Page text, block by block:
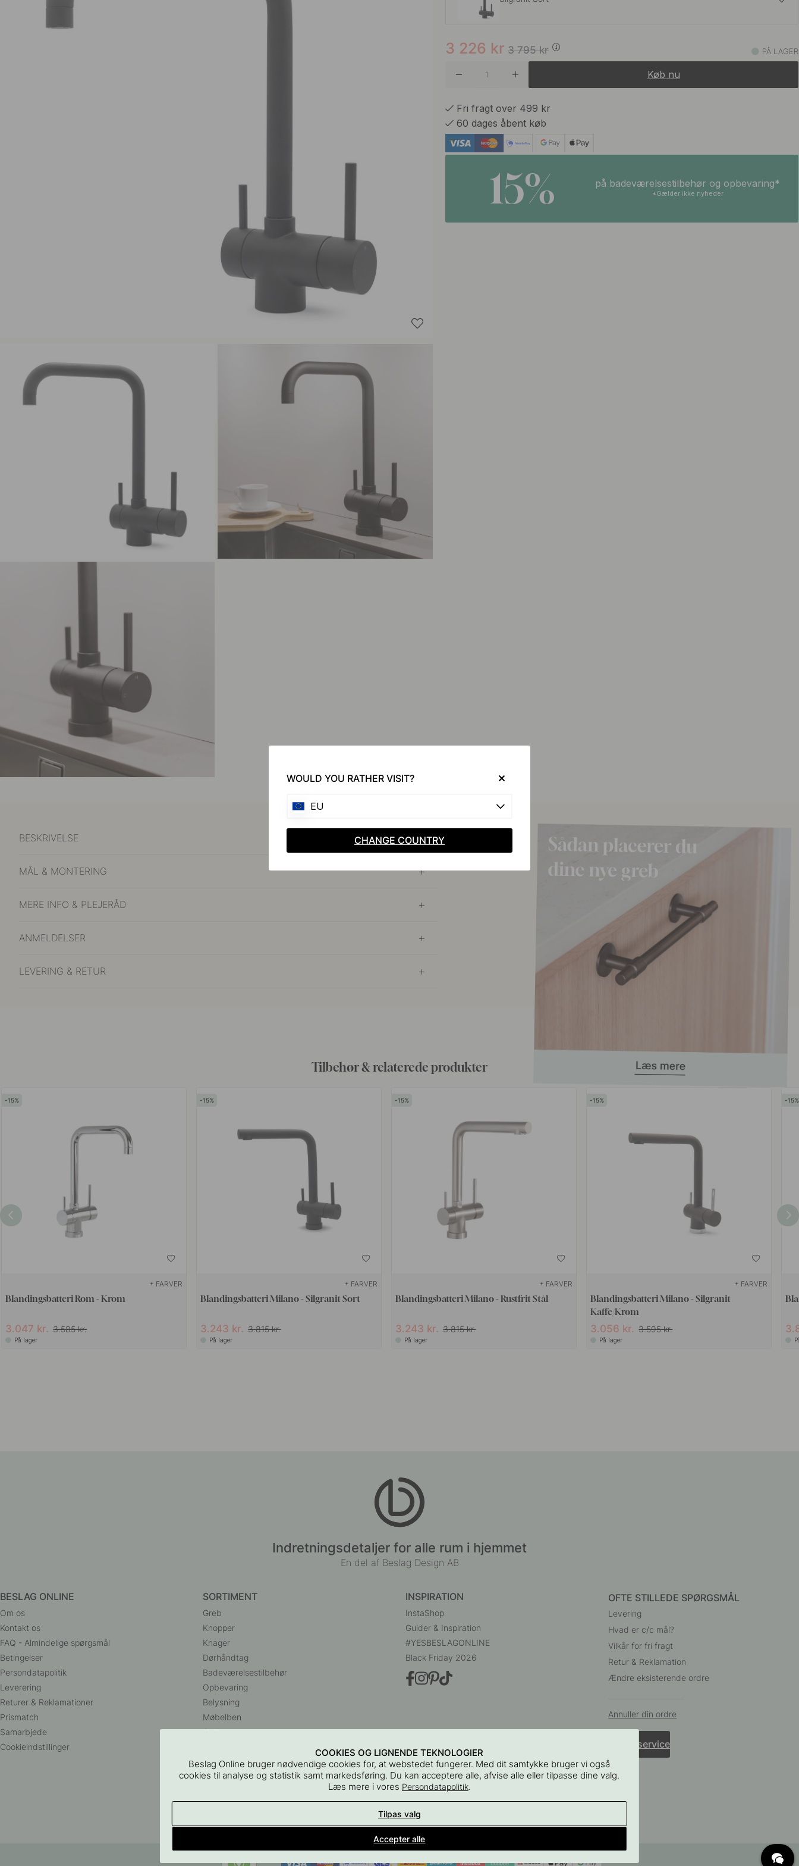
Kobber
3 047 kr
Rustfrit Stål
3 795kr
3 226 kr PÅ LAGER
Køb nu
Fri fragt over 499 kr
60 dages åbent køb
15% på badeværelsestilbehør og opbevaring*
*Gælder ikke nyheder
BESKRIVELSE
MÅL & MONTERING
MERE INFO & PLEJERÅD
ANMELDELSER
LEVERING & RETUR
Tilbehør & relaterede produkter
15
+ FARVER
Blandingsbatteri Rom - Krom
3.047 kr. 3.585 kr.
På lager
15
+ FARVER
Blandingsbatteri Milano - Silgranit Sort
3.243 kr. 3.815 kr.
På lager
15
+ FARVER
Blandingsbatteri Milano - Rustfrit Stål
3.243 kr. 3.815 kr.
På lager
15
+ FARVER
Blandingsbatteri Milano - Silgranit
Kaffe/Krom
3.056 kr. 3.595 kr.
På lager
15
Indretningsdetaljer for alle rum i hjemmet
En del af Beslag Design AB
BESLAG ONLINE
Om os
Kontakt os
FAQ - Almindelige spørgsmål
Betingelser
Persondatapolitik
Leverering
Returer & Reklamationer
Prismatch
Samarbjede
Cookieindstillinger
SORTIMENT
Greb
Knopper
Knager
Dørhåndtag
Badeværelsestilbehør
Opbevaring
Belysning
Møbelben
Outlet
INSPIRATION
InstaShop
Guider & Inspiration
#YESBESLAGONLINE
Black Friday 2026
OFTE STILLEDE SPØRGSMÅL
Levering
Hvad er c/c mål?
Vilkår for fri fragt
Retur & Reklamation
Ændre eksisterende ordre
Annuller din ordre
Kundeservice
Beslag Online, Inre Kustvägen 32, 269 43 Båstad, Sverige
© 2015 - 2026 Copyright BeslagOnline i Båstad AB. CVR-nummer: 12908865
COOKIES OG LIGNENDE TEKNOLOGIER
Beslag Online bruger nødvendige cookies for, at webstedet fungerer. Med dit samtykke bruger vi også
cookies til analyse og statistik samt markedsføring. Du kan acceptere alle, afvise alle eller tilpasse dine valg.
Læs mere i vores Persondatapolitik.
Tilpas valg
Accepter alle
WOULD YOU RATHER VISIT?
EU
CHANGE COUNTRY